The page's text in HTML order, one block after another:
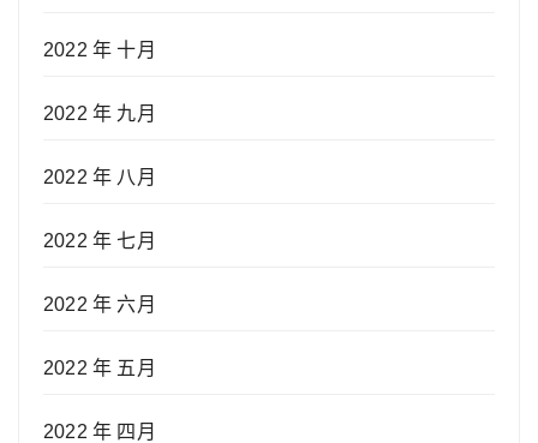
2022 年 十月
2022 年 九月
2022 年 八月
2022 年 七月
2022 年 六月
2022 年 五月
2022 年 四月